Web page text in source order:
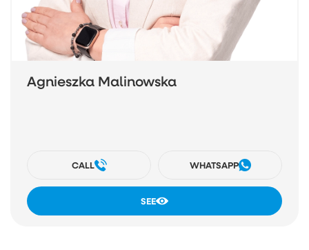
Agnieszka Malinowska
CALL WHATSAPP
SEE